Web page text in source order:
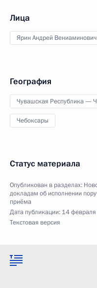
Лица
Ярин Андрей Вениаминович
География
Чувашская Республика —
Чебоксары
Статус материала
Опубликован в разделах:
докладам об исполнении
приёма
Дата публикации: 14
Текстовая версия